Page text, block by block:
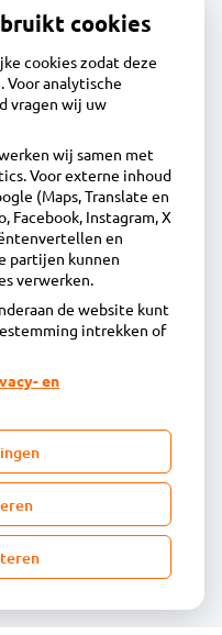
uw
cookies
cookies zodat deze
Voor analytische
vragen wij uw
wij samen met
Voor externe inhoud
(Maps, Translate en
Facebook, Instagram, X
en
partijen kunnen
verwerken.
de website kunt
intrekken of
en